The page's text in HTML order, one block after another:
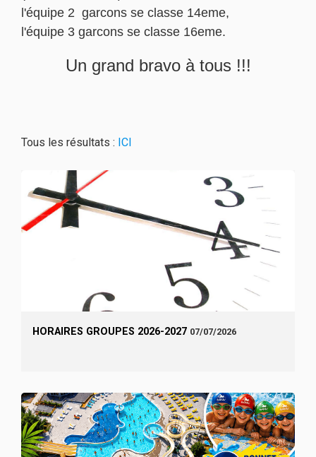
l'équipe 2 garcons se classe 14eme,
l'équipe 3 garcons se classe 16eme.
Un grand bravo à tous !!!
Tous les résultats : ICI
HORAIRES GROUPES 2026-2027 07/07/2026